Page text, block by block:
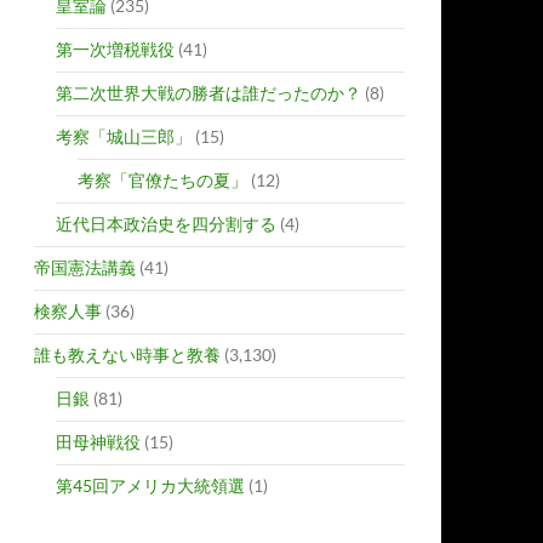
皇室論 (235)
第一次増税戦役 (41)
第二次世界大戦の勝者は誰だったのか？ (8)
考察「城山三郎」 (15)
考察「官僚たちの夏」 (12)
近代日本政治史を四分割する (4)
帝国憲法講義 (41)
検察人事 (36)
誰も教えない時事と教養 (3,130)
日銀 (81)
田母神戦役 (15)
第45回アメリカ大統領選 (1)